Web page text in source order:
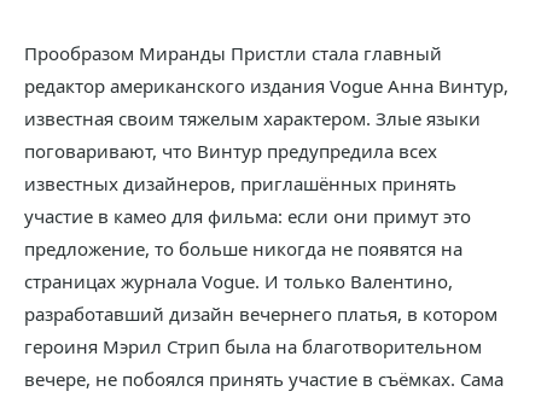
Прообразом Миранды Пристли стала главный
редактор американского издания Vogue Анна Винтур,
известная своим тяжелым характером. Злые языки
поговаривают, что Винтур предупредила всех
известных дизайнеров, приглашённых принять
участие в камео для фильма: если они примут это
предложение, то больше никогда не появятся на
страницах журнала Vogue. И только Валентино,
разработавший дизайн вечернего платья, в котором
героиня Мэрил Стрип была на благотворительном
вечере, не побоялся принять участие в съёмках. Сама